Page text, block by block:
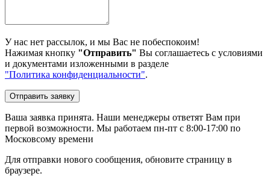
У нас нет рассылок, и мы Вас не побеспокоим!
Нажимая кнопку "Отправить" Вы соглашаетесь с условиями
и документами изложенными в разделе
"Политика конфиденциальности".
Отправить заявку
Ваша заявка принята. Наши менеджеры ответят Вам при
первой возможности. Мы работаем пн-пт с 8:00-17:00 по
Московсому времени
Для отправки нового сообщения, обновите страницу в
браузере.